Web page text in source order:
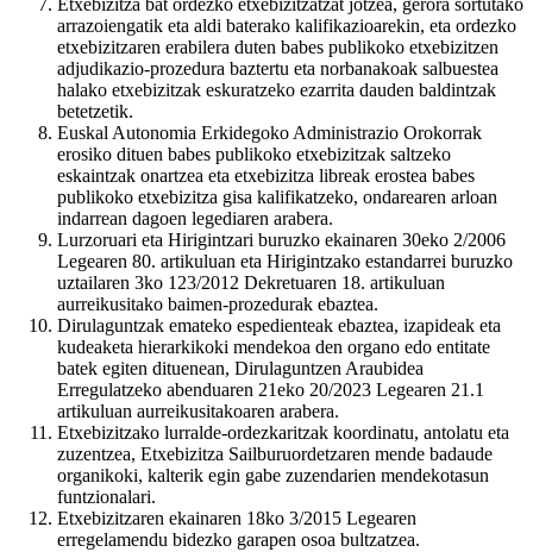
Etxebizitza bat ordezko etxebizitzatzat jotzea, gerora sortutako
arrazoiengatik eta aldi baterako kalifikazioarekin, eta ordezko
etxebizitzaren erabilera duten babes publikoko etxebizitzen
adjudikazio-prozedura baztertu eta norbanakoak salbuestea
halako etxebizitzak eskuratzeko ezarrita dauden baldintzak
betetzetik.
Euskal Autonomia Erkidegoko Administrazio Orokorrak
erosiko dituen babes publikoko etxebizitzak saltzeko
eskaintzak onartzea eta etxebizitza libreak erostea babes
publikoko etxebizitza gisa kalifikatzeko, ondarearen arloan
indarrean dagoen legediaren arabera.
Lurzoruari eta Hirigintzari buruzko ekainaren 30eko 2/2006
Legearen 80. artikuluan eta Hirigintzako estandarrei buruzko
uztailaren 3ko 123/2012 Dekretuaren 18. artikuluan
aurreikusitako baimen-prozedurak ebaztea.
Dirulaguntzak emateko espedienteak ebaztea, izapideak eta
kudeaketa hierarkikoki mendekoa den organo edo entitate
batek egiten dituenean, Dirulaguntzen Araubidea
Erregulatzeko abenduaren 21eko 20/2023 Legearen 21.1
artikuluan aurreikusitakoaren arabera.
Etxebizitzako lurralde-ordezkaritzak koordinatu, antolatu eta
zuzentzea, Etxebizitza Sailburuordetzaren mende badaude
organikoki, kalterik egin gabe zuzendarien mendekotasun
funtzionalari.
Etxebizitzaren ekainaren 18ko 3/2015 Legearen
erregelamendu bidezko garapen osoa bultzatzea.